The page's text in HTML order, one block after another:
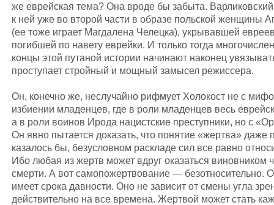
же еврейская тема? Она вроде бы забыта.
к ней уже во второй части в образе польской женщины
(ее тоже играет Магдалена Челецка), укрывавшей
погибшей по навету еврейки. И только тогда
концы этой путаной истории начинают наконец
проступает стройный и мощный замысел режиссера.
Он, конечно же, неслучайно рифмует Холокост не с
избиении младенцев, где в роли младенцев весь
а в роли воинов Ирода нацистские преступники, но с
Он явно пытается доказать, что понятие «жертва» даже
казалось бы, безусловном раскладе сил все равно
Ибо любая из жертв может вдруг оказаться виновником
смерти. А вот самопожертвование — безотносительно.
имеет срока давности. Оно не зависит от смены угла
действительно на все времена. Жертвой может стать